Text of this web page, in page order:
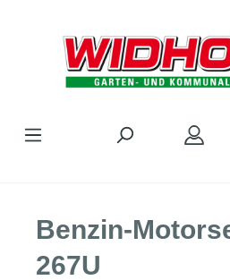
Benzin-
267U